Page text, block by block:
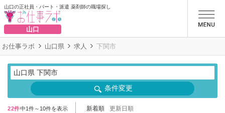
山口の正社員・パート・派遣 薬剤師の職場探し
山口
お仕事ラボ 山口県 求人 下関市
山口県 下関市
条件変更
22件中1件～10件を表示 新着順 更新日順